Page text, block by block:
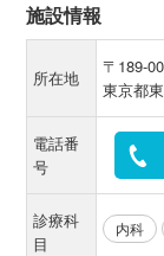
施設情報
所在地
〒189-
東京都
電話番
号
診療科
目
内科